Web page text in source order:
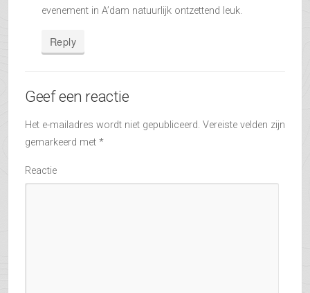
evenement in A’dam natuurlijk ontzettend leuk.
Reply
Geef een reactie
Het e-mailadres wordt niet gepubliceerd. Vereiste velden zijn
gemarkeerd met *
Reactie